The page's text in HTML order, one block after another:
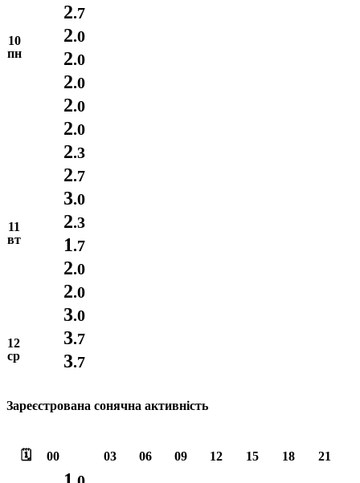
10
пн
2.7
2.0
2.0
2.0
2.0
2.0
11
вт
2.3
2.7
3.0
2.3
1.7
2.0
2.0
3.0
12
ср
3.7
3.7
Зареєстрована сонячна активність
🗓️ 00 03 06 09 12 15 18 21